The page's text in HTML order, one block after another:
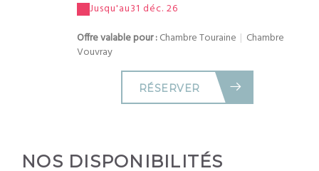
Jusqu'au31 déc. 26
Offre valable pour :Chambre Touraine | Chambre
Vouvray
RÉSERVER
NOS DISPONIBILITÉS